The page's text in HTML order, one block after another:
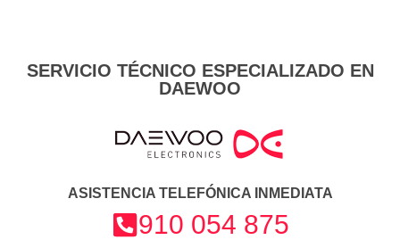
SERVICIO TÉCNICO ESPECIALIZADO EN
DAEWOO
ASISTENCIA TELEFÓNICA INMEDIATA
910 054 875